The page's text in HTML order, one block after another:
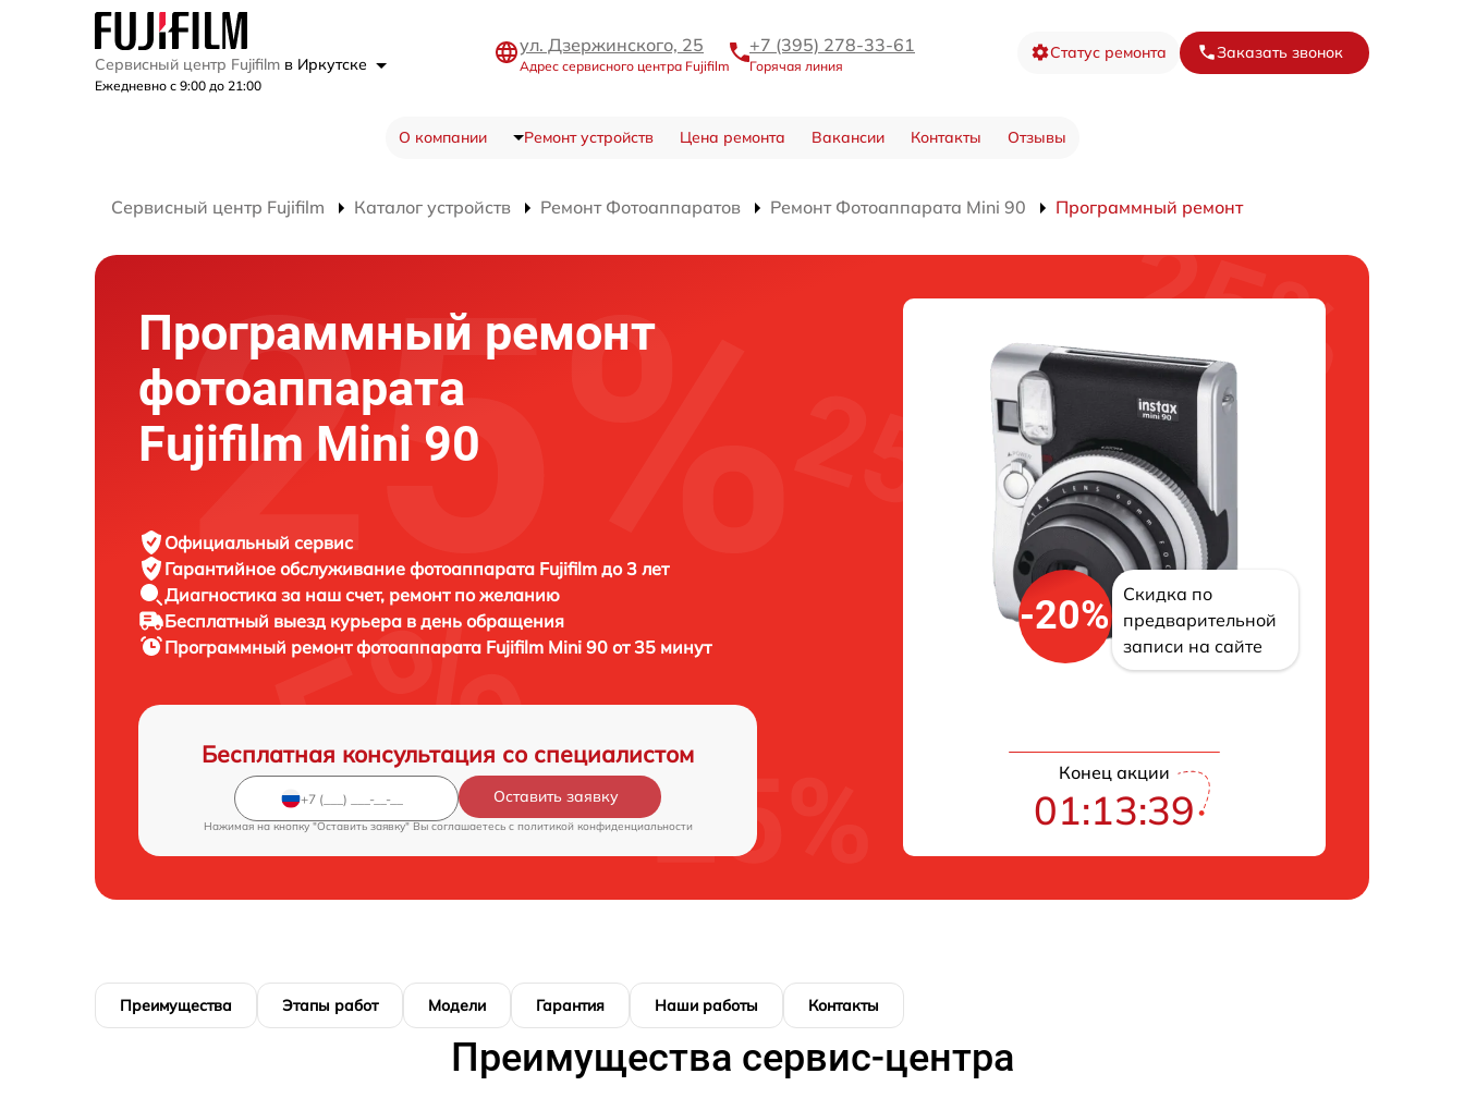
Сервисный центр Fujifilm в Иркутске
Ежедневно с 9:00 до 21:00
ул. Дзержинского, 25
Адрес сервисного центра Fujifilm
+7 (395) 278-33-61
Горячая линия
Статус ремонта Заказать звонок
О компании Ремонт устройств Цена ремонта Вакансии Контакты Отзывы
Сервисный центр Fujifilm Каталог устройств Ремонт Фотоаппаратов Ремонт Фотоаппарата Mini 90 Программный ремонт
Программный ремонт
фотоаппарата
Fujifilm Mini 90
Официальный сервис
Гарантийное обслуживание фотоаппарата Fujifilm до 3 лет
Диагностика за наш счет, ремонт по желанию
Бесплатный выезд курьера в день обращения
Программный ремонт фотоаппарата Fujifilm Mini 90 от 35 минут
Бесплатная консультация со специалистом
Оставить заявку
Нажимая на кнопку "Оставить заявку" Вы соглашаетесь c политикой конфиденциальности
-20%
Скидка по
предварительной
записи на сайте
Конец акции
01:13:39
Преимущества Этапы работ Модели Гарантия Наши работы Контакты
Преимущества сервис-центра